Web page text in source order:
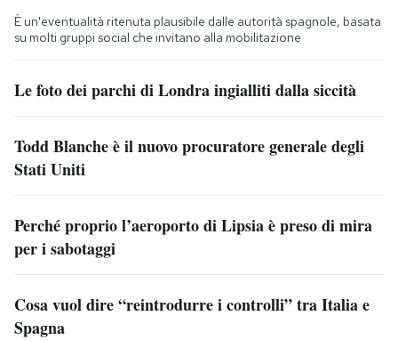
È un'eventualità ritenuta plausibile dalle autorità spagnole, basata
su molti gruppi social che invitano alla mobilitazione
Le foto dei parchi di Londra ingialliti dalla siccità
Todd Blanche è il nuovo procuratore generale degli
Stati Uniti
Perché proprio l’aeroporto di Lipsia è preso di mira
per i sabotaggi
Cosa vuol dire “reintrodurre i controlli” tra Italia e
Spagna